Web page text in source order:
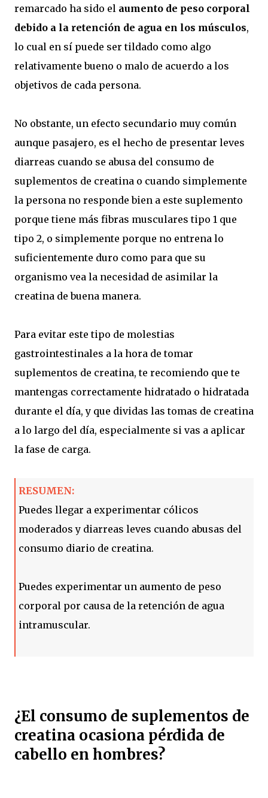
remarcado ha sido el aumento de peso corporal
debido a la retención de agua en los músculos,
lo cual en sí puede ser tildado como algo
relativamente bueno o malo de acuerdo a los
objetivos de cada persona.
No obstante, un efecto secundario muy común
aunque pasajero, es el hecho de presentar leves
diarreas cuando se abusa del consumo de
suplementos de creatina o cuando simplemente
la persona no responde bien a este suplemento
porque tiene más fibras musculares tipo 1 que
tipo 2, o simplemente porque no entrena lo
suficientemente duro como para que su
organismo vea la necesidad de asimilar la
creatina de buena manera.
Para evitar este tipo de molestias
gastrointestinales a la hora de tomar
suplementos de creatina, te recomiendo que te
mantengas correctamente hidratado o hidratada
durante el día, y que dividas las tomas de creatina
a lo largo del día, especialmente si vas a aplicar
la fase de carga.
RESUMEN:
Puedes llegar a experimentar cólicos
moderados y diarreas leves cuando abusas del
consumo diario de creatina.
Puedes experimentar un aumento de peso
corporal por causa de la retención de agua
intramuscular.
¿El consumo de suplementos de
creatina ocasiona pérdida de
cabello en hombres?